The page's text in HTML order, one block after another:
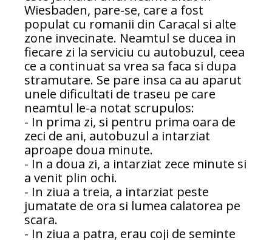
Wiesbaden, pare-se, care a fost
populat cu romanii din Caracal si alte
zone invecinate. Neamtul se ducea in
fiecare zi la serviciu cu autobuzul, ceea
ce a continuat sa vrea sa faca si dupa
stramutare. Se pare insa ca au aparut
unele dificultati de traseu pe care
neamtul le-a notat scrupulos:
- In prima zi, si pentru prima oara de
zeci de ani, autobuzul a intarziat
aproape doua minute.
- In a doua zi, a intarziat zece minute si
a venit plin ochi.
- In ziua a treia, a intarziat peste
jumatate de ora si lumea calatorea pe
scara.
- In ziua a patra, erau coji de seminte